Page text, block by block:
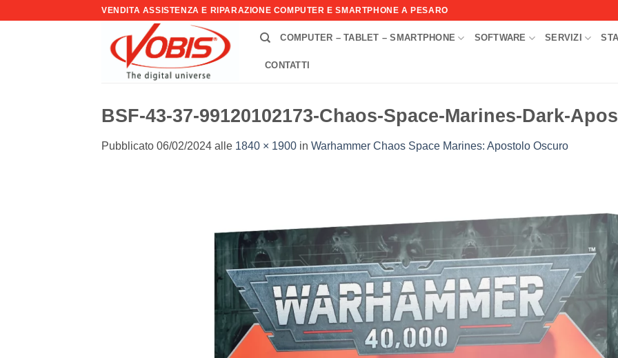
VENDITA ASSISTENZA E RIPARAZIONE COMPUTER E SMARTPHONE A PESARO
COMPUTER – TABLET – SMARTPHONE SOFTWARE SERVIZI
CONTATTI
BSF-43-37-99120102173-Chaos-Space-Marines-Dark-
Pubblicato 06/02/2024 alle 1840 × 1900 in Warhammer Chaos Space Marines: Apostolo Oscuro